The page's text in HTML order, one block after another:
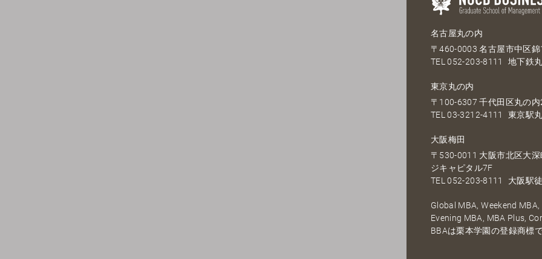
名古屋丸の内
〒460-0003 名古屋市中区
TEL052-203-8111 地下鉄
東京丸の内
〒100-6307 千代田区丸の
TEL03-3212-4111 東京駅
大阪梅田
〒530-0011 大阪市北区大
ジキャピタル7F
TEL052-203-8111 大阪駅
Global MBA, Weekend
Evening MBA, MBA Plus,
BBAは栗本学園の登録商標